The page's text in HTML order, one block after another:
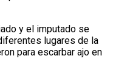
y el imputado se
lugares de la
para escarbar ajo en